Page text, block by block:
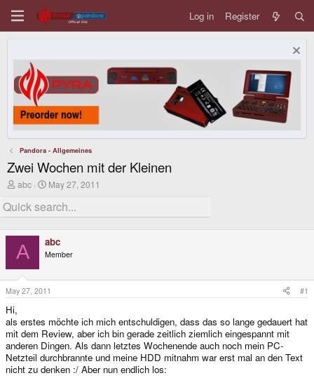
Log in Register
Pandora - Allgemeines
Zwei Wochen mit der Kleinen
T
r
e
d
s
t
a
r
t
e
abc
S
a
r
d
a
t
May 27, 2011
A abc
Member
May 27, 2011 #1
Hi,
als erstes möchte ich mich entschuldigen, dass das so lange gedauert hat
mit dem Review, aber ich bin gerade zeitlich ziemlich eingespannt mit
anderen Dingen. Als dann letztes Wochenende auch noch mein PC-
Netzteil durchbrannte und meine HDD mitnahm war erst mal an den Text
nicht zu denken :/ Aber nun endlich los: